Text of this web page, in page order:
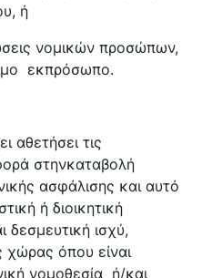
ή
νομικών προσώπων,
εκπρόσωπο.
τις
στηνκαταβολή
ασφάλισης και αυτό
ή διοικητική
δεσμευτική ισχύ,
χώρας όπου είναι
νομοθεσία ή/και